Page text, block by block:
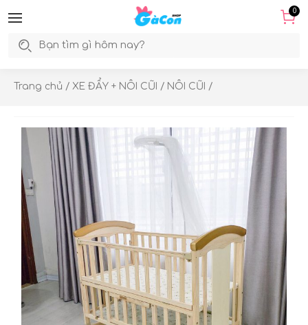
0
Trang chủ / XE ĐẨY + NÔI CŨI / NÔI CŨI /